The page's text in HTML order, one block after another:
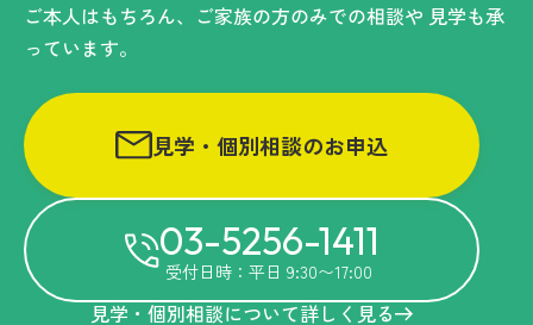
ご本人はもちろん、ご家族の方のみでの相談や 見学も承
っています。
見学・個別相談のお申込
03-5256-1411
受付日時：平日 9:30〜17:00
見学・個別相談について詳しく見る